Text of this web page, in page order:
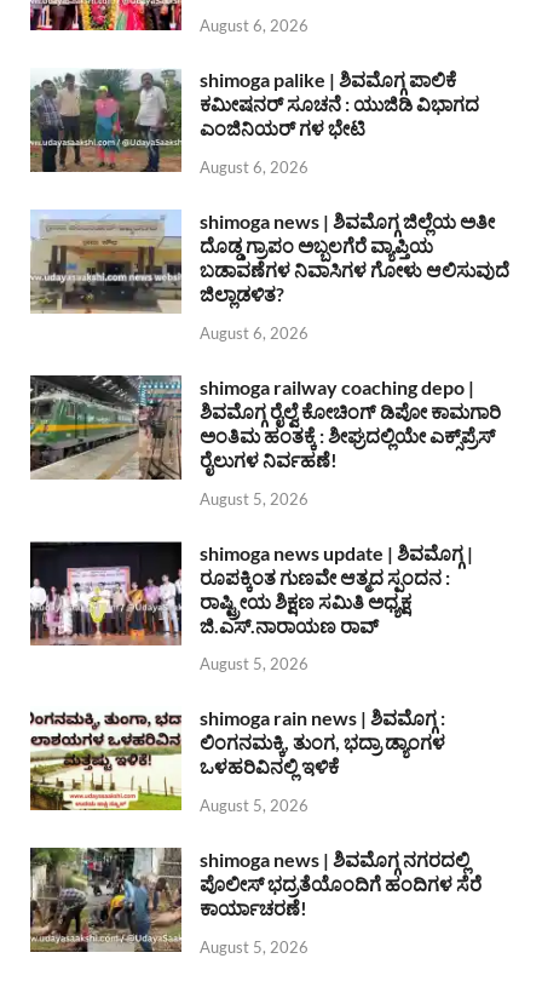
August 6, 2026
shimoga palike | ಶಿವಮೊಗ್ಗ ಪಾಲಿಕೆ
ಕಮೀಷನರ್ ಸೂಚನೆ : ಯುಜಿಡಿ ವಿಭಾಗದ
ಎಂಜಿನಿಯರ್ ಗಳ ಭೇಟಿ
August 6, 2026
shimoga news | ಶಿವಮೊಗ್ಗ ಜಿಲ್ಲೆಯ ಅತೀ
ದೊಡ್ಡ ಗ್ರಾಪಂ ಅಬ್ಬಲಗೆರೆ ವ್ಯಾಪ್ತಿಯ
ಬಡಾವಣೆಗಳ ನಿವಾಸಿಗಳ ಗೋಳು ಆಲಿಸುವುದೆ
ಜಿಲ್ಲಾಡಳಿತ?
August 6, 2026
shimoga railway coaching depo |
ಶಿವಮೊಗ್ಗ ರೈಲ್ವೆ ಕೋಚಿಂಗ್ ಡಿಪೋ ಕಾಮಗಾರಿ
ಅಂತಿಮ ಹಂತಕ್ಕೆ : ಶೀಘ್ರದಲ್ಲಿಯೇ ಎಕ್ಸ್‌ಪ್ರೆಸ್
ರೈಲುಗಳ ನಿರ್ವಹಣೆ!
August 5, 2026
shimoga news update | ಶಿವಮೊಗ್ಗ |
ರೂಪಕ್ಕಿಂತ ಗುಣವೇ ಆತ್ಮದ ಸ್ಪಂದನ :
ರಾಷ್ಟ್ರೀಯ ಶಿಕ್ಷಣ ಸಮಿತಿ ಅಧ್ಯಕ್ಷ
ಜಿ.ಎಸ್.ನಾರಾಯಣ ರಾವ್
August 5, 2026
shimoga rain news | ಶಿವಮೊಗ್ಗ :
ಲಿಂಗನಮಕ್ಕಿ, ತುಂಗ, ಭದ್ರಾ ಡ್ಯಾಂಗಳ
ಒಳಹರಿವಿನಲ್ಲಿ ಇಳಿಕೆ
August 5, 2026
shimoga news | ಶಿವಮೊಗ್ಗ ನಗರದಲ್ಲಿ
ಪೊಲೀಸ್ ಭದ್ರತೆಯೊಂದಿಗೆ ಹಂದಿಗಳ ಸೆರೆ
ಕಾರ್ಯಾಚರಣೆ!
August 5, 2026